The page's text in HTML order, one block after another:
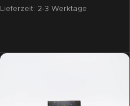
Lieferzeit: 2-3 Werktage